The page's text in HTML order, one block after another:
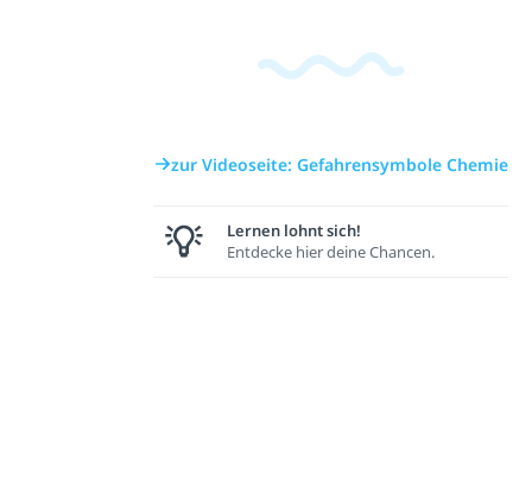
zur Videoseite: Gefahrensymbole Chemie
Lernen lohnt sich!
Entdecke hier deine Chancen.